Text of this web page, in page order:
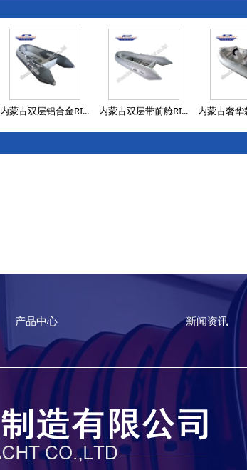
内蒙古双层铝合金RI... 内蒙古双层带前舱RI... 内蒙古奢华
产品中心 新闻资讯